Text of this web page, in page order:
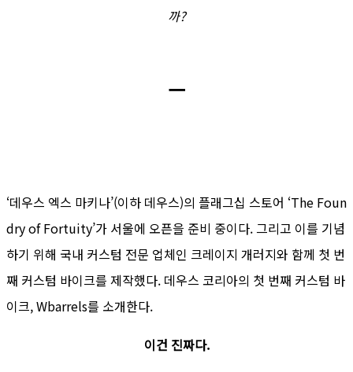
까?
ㅡ
‘데우스 엑스 마키나’(이하 데우스)의 플래그십 스토어 ‘The Foun
dry of Fortuity’가 서울에 오픈을 준비 중이다. 그리고 이를 기념
하기 위해 국내 커스텀 전문 업체인 크레이지 개러지와 함께 첫 번
째 커스텀 바이크를 제작했다. 데우스 코리아의 첫 번째 커스텀 바
이크, Wbarrels를 소개한다.
이건 진짜다.